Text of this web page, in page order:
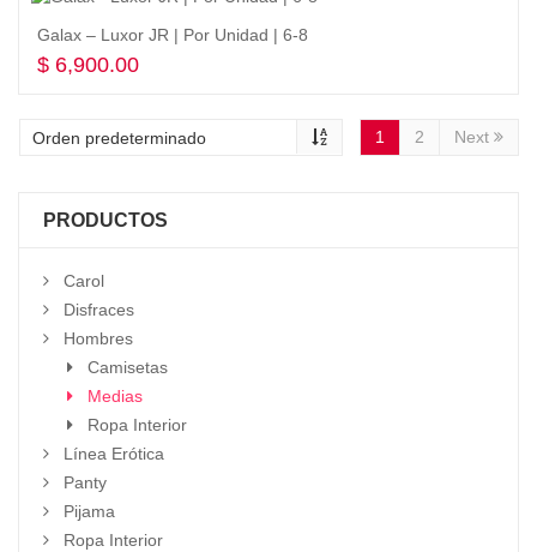
Galax – Luxor JR | Por Unidad | 6-8
$ 6,900.00
1 2 Next
PRODUCTOS
Carol
Disfraces
Hombres
Camisetas
Medias
Ropa Interior
Línea Erótica
Panty
Pijama
Ropa Interior